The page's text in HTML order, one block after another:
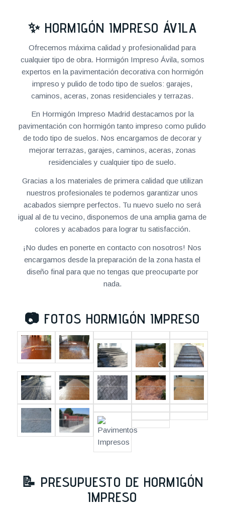
✨ HORMIGÓN IMPRESO ÁVILA
Ofrecemos máxima calidad y profesionalidad para
cualquier tipo de obra. Hormigón Impreso Ávila, somos
expertos en la pavimentación decorativa con hormigón
impreso y pulido de todo tipo de suelos: garajes,
caminos, aceras, zonas residenciales y terrazas.
En Hormigón Impreso Madrid destacamos por la
pavimentación con hormigón tanto impreso como pulido
de todo tipo de suelos. Nos encargamos de decorar y
mejorar terrazas, garajes, caminos, aceras, zonas
residenciales y cualquier tipo de suelo.
Gracias a los materiales de primera calidad que utilizan
nuestros profesionales te podemos garantizar unos
acabados siempre perfectos. Tu nuevo suelo no será
igual al de tu vecino, disponemos de una amplia gama de
colores y acabados para lograr tu satisfacción.
¡No dudes en ponerte en contacto con nosotros! Nos
encargamos desde la preparación de la zona hasta el
diseño final para que no tengas que preocuparte por
nada.
📷 FOTOS HORMIGÓN IMPRESO
📝 PRESUPUESTO DE HORMIGÓN
IMPRESO